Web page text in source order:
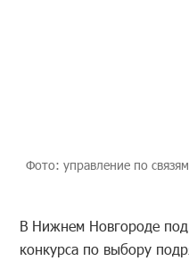
Фото: управление по
В Нижнем Новгороде
конкурса по выбору